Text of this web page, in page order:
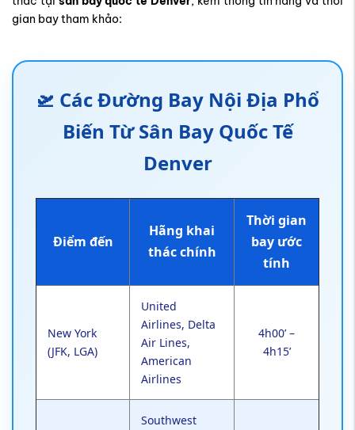
gian bay tham khảo:
🛫 Các Đường Bay Nội Địa Phổ
Biến Từ Sân Bay Quốc Tế
Denver
Điểm đến
Hãng khai
thác chính
Thời gian
bay ước
tính
New York
(JFK, LGA)
United
Airlines, Delta
Air Lines,
American
Airlines
4h00’ –
4h15’
Southwest